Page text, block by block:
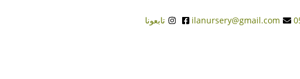
ilanursery@gmail.com تابعونا